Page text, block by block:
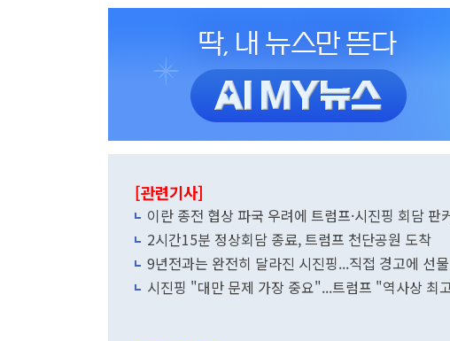
[관련기사]
이란 종전 협상 파국 우려에 트럼프·시진핑 회담 판
2시간15분 정상회담 종료, 트럼프 천단공원 도착
9년전과는 완전히 달라진 시진핑...직접 경고에 선
시진핑 "대만 문제 가장 중요"...트럼프 "역사상 최